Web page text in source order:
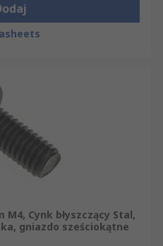
Cynk błyszczący Stal,
gniazdo sześciokątne